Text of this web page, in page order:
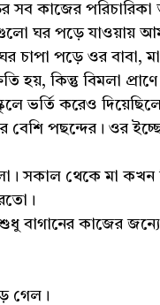
সব কাজের পরিচারিকা
ঘর পড়ে যাওয়ায়
চাপা পড়ে ওর বাবা,
হয়, কিন্তু বিমলা
ভর্তি করেও
পছন্দের। ওর ইচ্ছে
সকাল থেকে মা
বাগানের কাজের
গেল।